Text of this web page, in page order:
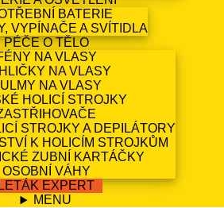
BATERIE
VYPÍNAČE A SVÍTIDLA
PÉČE O TĚLO
NA VLASY
NA VLASY
NA VLASY
HOLICÍ STROJKY
STROJKY A DEPILÁTORY
K HOLICÍM STROJKŮM
ZUBNÍ KARTÁČKY
OSOBNÍ VÁHY
LETÁK EXPERT
MENU